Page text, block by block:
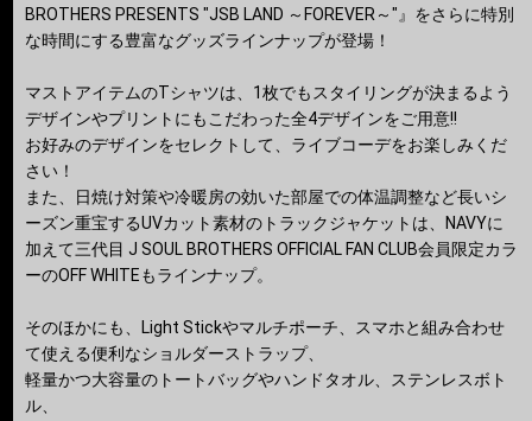
BROTHERS PRESENTS "JSB LAND ～FOREVER～"』をさらに特別
な時間にする豊富なグッズラインナップが登場！
マストアイテムのTシャツは、1枚でもスタイリングが決まるよう
デザインやプリントにもこだわった全4デザインをご用意!!
お好みのデザインをセレクトして、ライブコーデをお楽しみくだ
さい！
また、日焼け対策や冷暖房の効いた部屋での体温調整など長いシ
ーズン重宝するUVカット素材のトラックジャケットは、NAVYに
加えて三代目 J SOUL BROTHERS OFFICIAL FAN CLUB会員限定カラ
ーのOFF WHITEもラインナップ。
そのほかにも、Light Stickやマルチポーチ、スマホと組み合わせ
て使える便利なショルダーストラップ、
軽量かつ大容量のトートバッグやハンドタオル、ステンレスボト
ル、